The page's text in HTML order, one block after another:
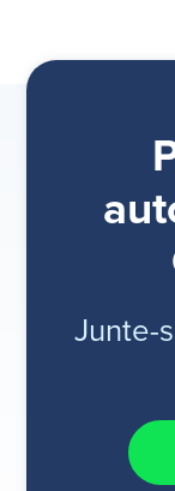
Junte-